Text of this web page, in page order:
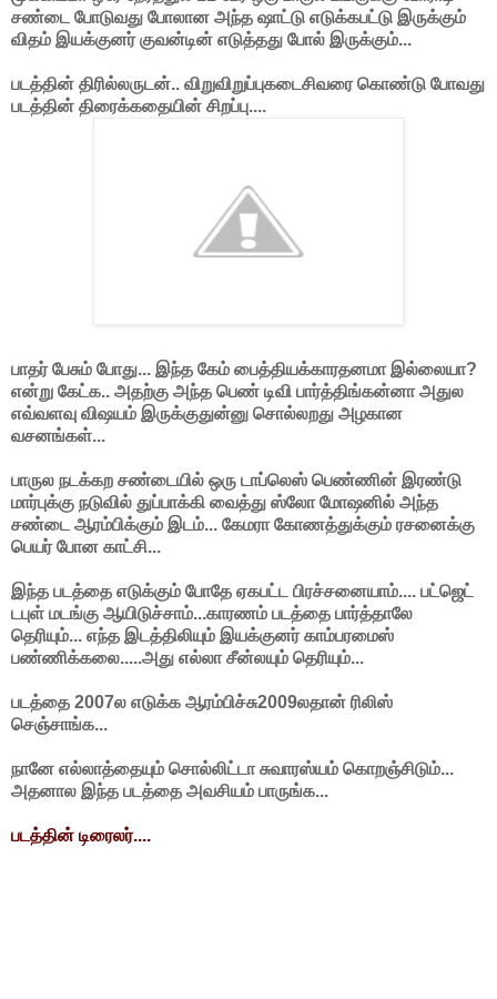
சண்டை போடுவது போலான அந்த ஷாட்டு எடுக்கபட்டு இருக்கும்
விதம் இயக்குனர் குவன்டின் எடுத்தது போல் இருக்கும்...
படத்தின் திரில்லருடன்.. விறுவிறுப்புகடைசிவரை கொண்டு போவது
படத்தின் திரைக்கதையின் சிறப்பு....
பாதர் பேசும் போது... இந்த கேம் பைத்தியக்காரதனமா இல்லையா?
என்று கேட்க.. அதற்கு அந்த பெண் டிவி பார்த்திங்கன்னா அதுல
எவ்வளவு விஷயம் இருக்குதுன்னு சொல்லறது அழகான
வசனங்கள்...
பாருல நடக்கற சண்டையில் ஒரு டாப்லெஸ் பெண்ணின் இரண்டு
மார்புக்கு நடுவில் துப்பாக்கி வைத்து ஸ்லோ மோஷனில் அந்த
சண்டை ஆரம்பிக்கும் இடம்... கேமரா கோணத்துக்கும் ரசனைக்கு
பெயர் போன காட்சி...
இந்த படத்தை எடுக்கும் போதே ஏகபட்ட பிரச்சனையாம்.... பட்ஜெட்
டபுள் மடங்கு ஆயிடுச்சாம்...காரணம் படத்தை பார்த்தாலே
தெரியும்... எந்த இடத்திலியும் இயக்குனர் காம்பரமைஸ்
பண்ணிக்கலை.....அது எல்லா சீன்லயும் தெரியும்...
படத்தை 2007ல எடுக்க ஆரம்பிச்சு2009லதான் ரிலிஸ்
செஞ்சாங்க...
நானே எல்லாத்தையும் சொல்லிட்டா சுவாரஸ்யம் கொறஞ்சிடும்...
அதனால இந்த படத்தை அவசியம் பாருங்க...
படத்தின் டிரைலர்....